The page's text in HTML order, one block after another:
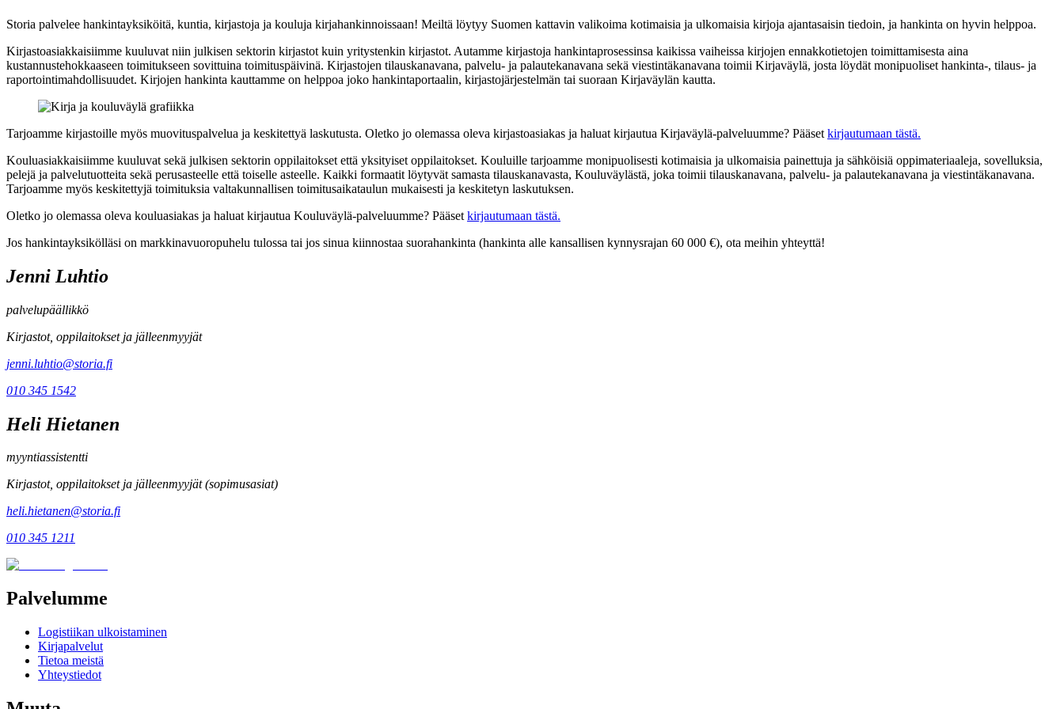
Storia palvelee hankintayksiköitä, kuntia, kirjastoja ja kouluja kirjahankinnoissaan! Meiltä löytyy Suomen kattavin valikoima kotimaisia ja ulkomaisia kirjoja ajantasaisin tiedoin, ja hankinta on hyvin helppoa.
Kirjastoasiakkaisiimme kuuluvat niin julkisen sektorin kirjastot kuin yritystenkin kirjastot. Autamme kirjastoja hankintaprosessinsa kaikissa vaiheissa kirjojen ennakkotietojen toimittamisesta aina
kustannustehokkaaseen toimitukseen sovittuina toimituspäivinä. Kirjastojen tilauskanavana, palvelu- ja palautekanavana sekä viestintäkanavana toimii Kirjaväylä, josta löydät monipuoliset hankinta-, tilaus- ja
raportointimahdollisuudet. Kirjojen hankinta kauttamme on helppoa joko hankintaportaalin, kirjastojärjestelmän tai suoraan Kirjaväylän kautta.
Tarjoamme kirjastoille myös muovituspalvelua ja keskitettyä laskutusta. Oletko jo olemassa oleva kirjastoasiakas ja haluat kirjautua Kirjaväylä-palveluumme? Pääset kirjautumaan tästä.
Kouluasiakkaisiimme kuuluvat sekä julkisen sektorin oppilaitokset että yksityiset oppilaitokset. Kouluille tarjoamme monipuolisesti kotimaisia ja ulkomaisia painettuja ja sähköisiä oppimateriaaleja, sovelluksia,
pelejä ja palvelutuotteita sekä perusasteelle että toiselle asteelle. Kaikki formaatit löytyvät samasta tilauskanavasta, Kouluväylästä, joka toimii tilauskanavana, palvelu- ja palautekanavana ja viestintäkanavana.
Tarjoamme myös keskitettyjä toimituksia valtakunnallisen toimitusaikataulun mukaisesti ja keskitetyn laskutuksen.
Oletko jo olemassa oleva kouluasiakas ja haluat kirjautua Kouluväylä-palveluumme? Pääset kirjautumaan tästä.
Jos hankintayksikölläsi on markkinavuoropuhelu tulossa tai jos sinua kiinnostaa suorahankinta (hankinta alle kansallisen kynnysrajan 60 000 €), ota meihin yhteyttä!
Jenni Luhtio
palvelupäällikkö
Kirjastot, oppilaitokset ja jälleenmyyjät
jenni.luhtio@storia.fi
010 345 1542
Heli Hietanen
myyntiassistentti
Kirjastot, oppilaitokset ja jälleenmyyjät (sopimusasiat)
heli.hietanen@storia.fi
010 345 1211
Palvelumme
Logistiikan ulkoistaminen
Kirjapalvelut
Tietoa meistä
Yhteystiedot